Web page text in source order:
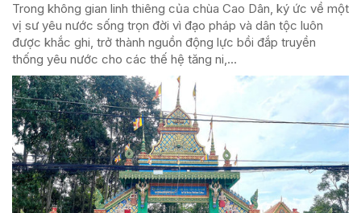
Trong không gian linh thiêng của chùa Cao Dân, ký ức về một
vị sư yêu nước sống trọn đời vì đạo pháp và dân tộc luôn
được khắc ghi, trở thành nguồn động lực bồi đắp truyền
thống yêu nước cho các thế hệ tăng ni,...